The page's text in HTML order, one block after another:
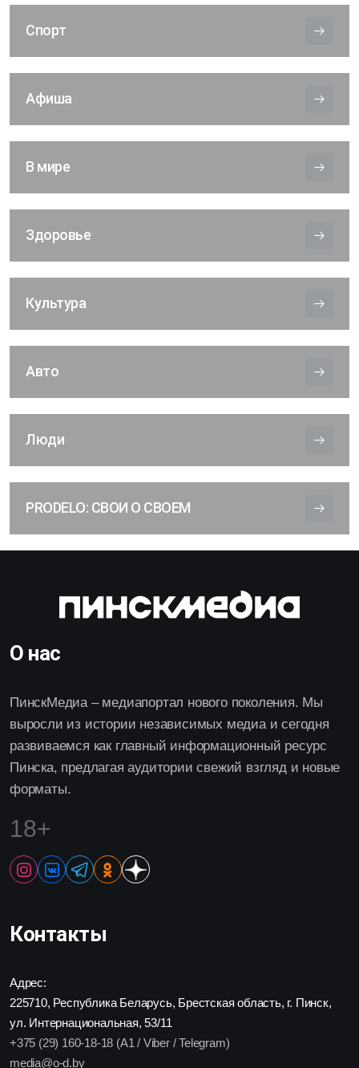
Спорт
Афиша
В мире
Здоровье
Культура
Авто
Люди
PRODELO: СВОИ О СВОЕМ
О нас
ПинскМедиа – медиапортал нового поколения. Мы
выросли из истории независимых медиа и сегодня
развиваемся как главный информационный ресурс
Пинска, предлагая аудитории свежий взгляд и новые
форматы.
18+
Контакты
Адрес:
225710, Республика Беларусь, Брестская область, г. Пинск,
ул. Интернациональная, 53/11
+375 (29) 160-18-18 (A1 / Viber / Telegram)
media@o-d.by